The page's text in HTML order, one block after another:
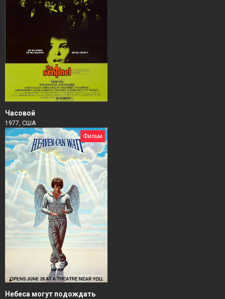
Часовой
1977, США
Фильм
Небеса могут подождать